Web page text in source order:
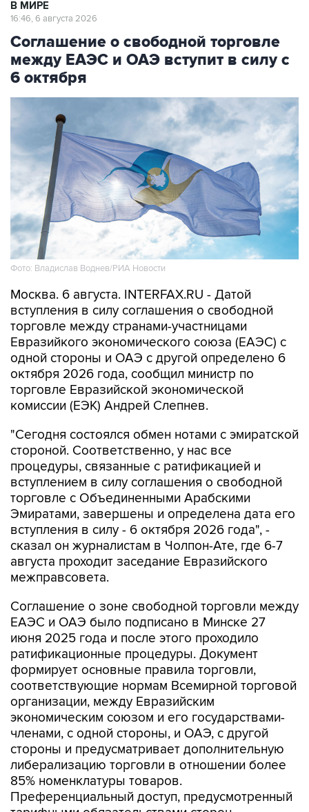
В МИРЕ
16:46, 6 августа 2026
Соглашение о свободной торговле
между ЕАЭС и ОАЭ вступит в силу с
6 октября
Фото: Владислав Воднев/РИА Новости
Москва. 6 августа. INTERFAX.RU - Датой
вступления в силу соглашения о свободной
торговле между странами-участницами
Евразийкого экономического союза (ЕАЭС) с
одной стороны и ОАЭ с другой определено 6
октября 2026 года, сообщил министр по
торговле Евразийской экономической
комиссии (ЕЭК) Андрей Слепнев.
"Сегодня состоялся обмен нотами с эмиратской
стороной. Соответственно, у нас все
процедуры, связанные с ратификацией и
вступлением в силу соглашения о свободной
торговле с Объединенными Арабскими
Эмиратами, завершены и определена дата его
вступления в силу - 6 октября 2026 года", -
сказал он журналистам в Чолпон-Ате, где 6-7
августа проходит заседание Евразийского
межправсовета.
Соглашение о зоне свободной торговли между
ЕАЭС и ОАЭ было подписано в Минске 27
июня 2025 года и после этого проходило
ратификационные процедуры. Документ
формирует основные правила торговли,
соответствующие нормам Всемирной торговой
организации, между Евразийским
экономическим союзом и его государствами-
членами, с одной стороны, и ОАЭ, с другой
стороны и предусматривает дополнительную
либерализацию торговли в отношении более
85% номенклатуры товаров.
Преференциальный доступ, предусмотренный